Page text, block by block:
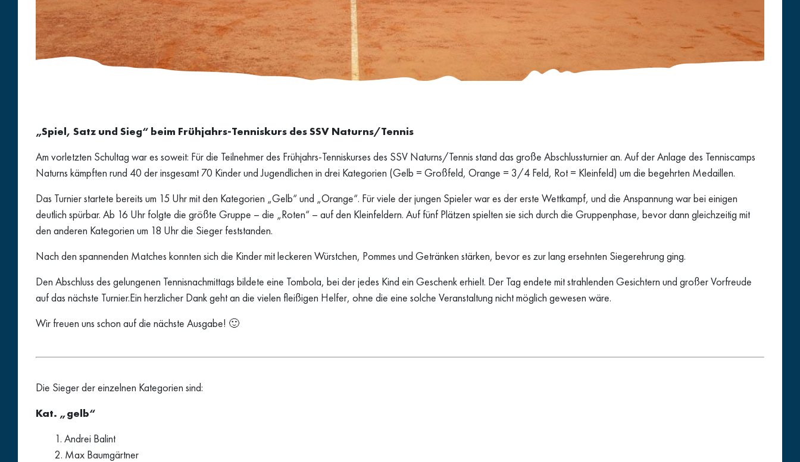
„Spiel, Satz und Sieg“ beim Frühjahrs-Tenniskurs des SSV Naturns/Tennis
Am vorletzten Schultag war es soweit: Für die Teilnehmer des Frühjahrs-Tenniskurses des SSV Naturns/Tennis stand das große Abschlussturnier an. Auf der Anlage des Tenniscamps
Naturns kämpften rund 40 der insgesamt 70 Kinder und Jugendlichen in drei Kategorien (Gelb = Großfeld, Orange = 3/4 Feld, Rot = Kleinfeld) um die begehrten Medaillen.
Das Turnier startete bereits um 15 Uhr mit den Kategorien „Gelb“ und „Orange“. Für viele der jungen Spieler war es der erste Wettkampf, und die Anspannung war bei einigen
deutlich spürbar. Ab 16 Uhr folgte die größte Gruppe – die „Roten“ – auf den Kleinfeldern. Auf fünf Plätzen spielten sie sich durch die Gruppenphase, bevor dann gleichzeitig mit
den anderen Kategorien um 18 Uhr die Sieger feststanden.
Nach den spannenden Matches konnten sich die Kinder mit leckeren Würstchen, Pommes und Getränken stärken, bevor es zur lang ersehnten Siegerehrung ging.
Den Abschluss des gelungenen Tennisnachmittags bildete eine Tombola, bei der jedes Kind ein Geschenk erhielt. Der Tag endete mit strahlenden Gesichtern und großer Vorfreude
auf das nächste Turnier.Ein herzlicher Dank geht an die vielen fleißigen Helfer, ohne die eine solche Veranstaltung nicht möglich gewesen wäre.
Wir freuen uns schon auf die nächste Ausgabe! 🙂
Die Sieger der einzelnen Kategorien sind:
Kat. „gelb“
Andrei Balint
Max Baumgärtner